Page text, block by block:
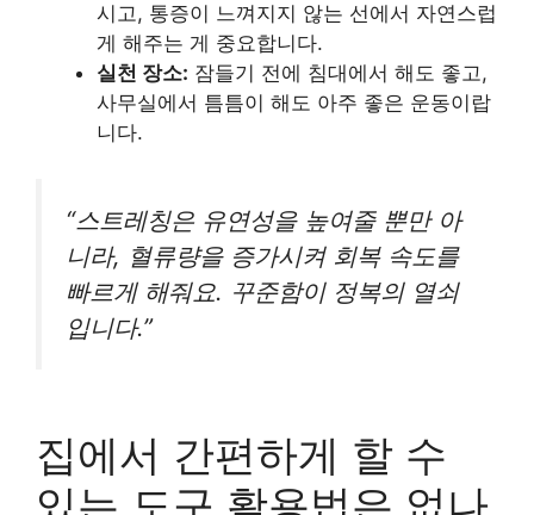
시고, 통증이 느껴지지 않는 선에서 자연스럽
게 해주는 게 중요합니다.
실천 장소: 잠들기 전에 침대에서 해도 좋고,
사무실에서 틈틈이 해도 아주 좋은 운동이랍
니다.
“스트레칭은 유연성을 높여줄 뿐만 아
니라, 혈류량을 증가시켜 회복 속도를
빠르게 해줘요. 꾸준함이 정복의 열쇠
입니다.”
집에서 간편하게 할 수
있는 도구 활용법은 없나